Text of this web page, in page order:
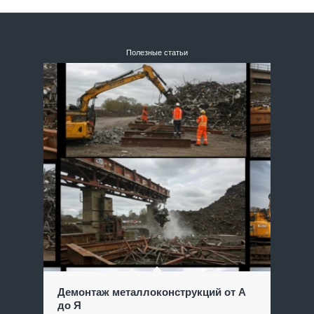
Полезные статьи
Демонтаж металлоконструкций от А
до Я